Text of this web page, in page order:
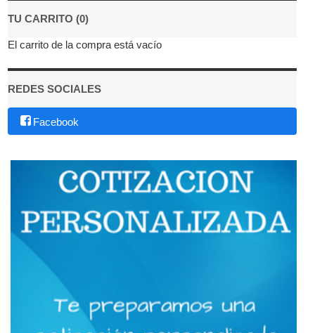
TU CARRITO (0)
El carrito de la compra está vacío
REDES SOCIALES
Facebook